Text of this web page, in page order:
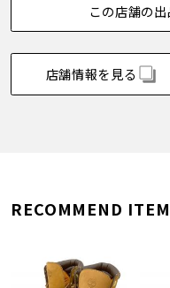
この店舗の
店舗情報を見る
RECOMMEND